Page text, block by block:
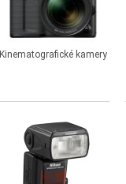
Kinematografické kamery